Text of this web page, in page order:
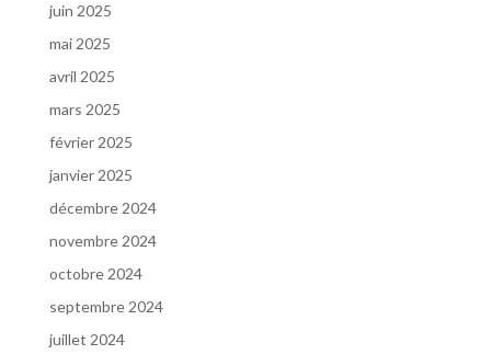
juin 2025
mai 2025
avril 2025
mars 2025
février 2025
janvier 2025
décembre 2024
novembre 2024
octobre 2024
septembre 2024
juillet 2024